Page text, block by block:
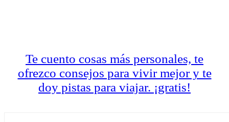
Te cuento cosas más personales, te
ofrezco consejos para vivir mejor y te
doy pistas para viajar. ¡gratis!